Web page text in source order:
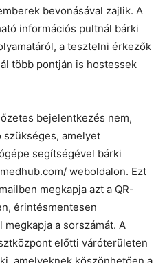
bevonásával zajlik. A
információs pultnál bárki
a tesztelni érkezők
több pontján is hostessek
bejelentkezés nem,
amelyet
segítségével bárki
weboldalon. Ezt
megkapja azt a QR-
érintésmentesen
a sorszámát. A
előtti váróterületen